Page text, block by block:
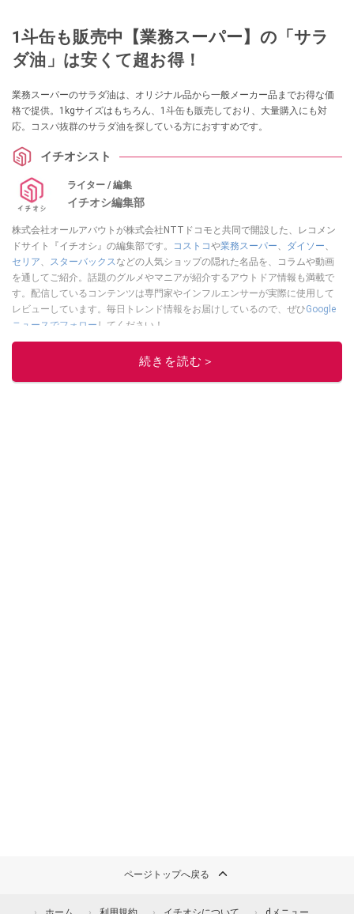
1斗缶も販売中【業務スーパー】の「サラ
ダ油」は安くて超お得！
業務スーパーのサラダ油は、オリジナル品から一般メーカー品までお得な価
格で提供。1kgサイズはもちろん、1斗缶も販売しており、大量購入にも対
応。コスパ抜群のサラダ油を探している方におすすめです。
イチオシスト
ライター / 編集
イチオシ編集部
株式会社オールアバウトが株式会社NTTドコモと共同で開設した、レコメン
ドサイト『イチオシ』の編集部です。
コストコや業務スーパー、 ダイソー、
セリア、 スターバックスなどの人気ショップの隠れた名品を、コラムや動画
を通してご紹介。話題のグルメやマニアが紹介するアウトドア情報も満載で
す。配信しているコンテンツは専門家やインフルエンサーが実際に使用して
レビューしています。毎日トレンド情報をお届けしているので、ぜひGoogle
ニュースでフォロー してください！
続きを読む＞
ページトップへ戻る